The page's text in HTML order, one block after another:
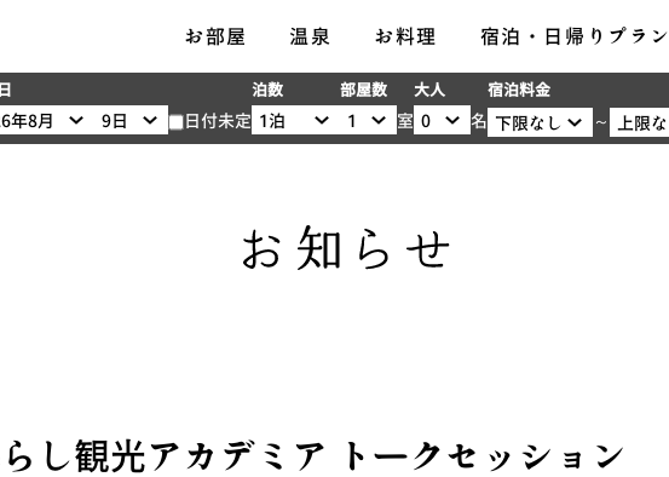
メ
ー
お部屋 温泉 お料理 宿泊・日帰りプラン
日付未定
泊数 部屋数
室
大人
名
宿泊料金
～
※
金
し観光アカデミア トークセッション